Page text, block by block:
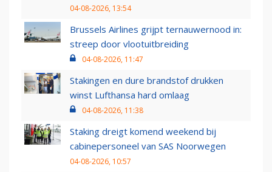
04-08-2026, 13:54
Brussels Airlines grijpt ternauwernood in:
streep door vlootuitbreiding
04-08-2026, 11:47
Stakingen en dure brandstof drukken
winst Lufthansa hard omlaag
04-08-2026, 11:38
Staking dreigt komend weekend bij
cabinepersoneel van SAS Noorwegen
04-08-2026, 10:57